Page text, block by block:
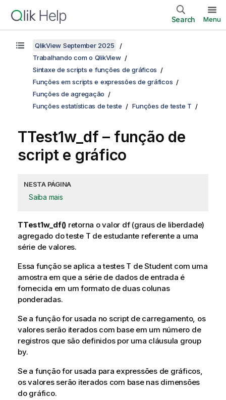
Search Menu
QlikView September 2025
Trabalhando com o QlikView
Sintaxe de scripts e funções de gráficos
Funções em scripts e expressões de gráficos
Funções de agregação
Funções estatísticas de teste
Funções de teste T
TTest1w_df – função de
script e gráfico
NESTA PÁGINA
Saiba mais
TTest1w_df() retorna o valor df (graus de liberdade)
agregado do teste T de estudante referente a uma
série de valores.
Essa função se aplica a testes T de Student com uma
amostra em que a série de dados de entrada é
fornecida em um formato de duas colunas
ponderadas.
Se a função for usada no script de carregamento, os
valores serão iterados com base em um número de
registros que são definidos por uma cláusula group
by.
Se a função for usada para expressões de gráficos,
os valores serão iterados com base nas dimensões
do gráfico.